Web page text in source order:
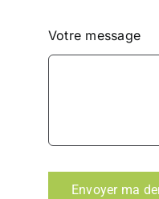
Votre message
Envoyer ma